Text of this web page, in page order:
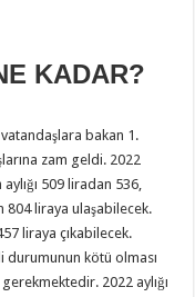
KADAR?
vatandaşlara bakan 1.
zam geldi. 2022
509 liradan 536,
804 liraya ulaşabilecek.
liraya çıkabilecek.
kötü olması
2022 aylığı